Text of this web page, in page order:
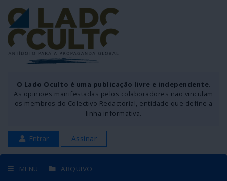
O Lado Oculto é uma publicação livre e independente.
As opiniões manifestadas pelos colaboradores não vinculam
os membros do Colectivo Redactorial, entidade que define a
linha informativa.
Entrar Assinar
MENU ARQUIVO